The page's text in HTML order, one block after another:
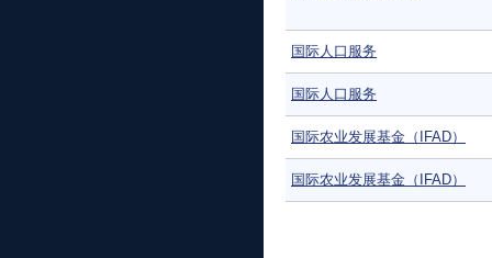
国际人口服务
国际人口服务
国际农业发展基金（IFAD）
国际农业发展基金（IFAD）